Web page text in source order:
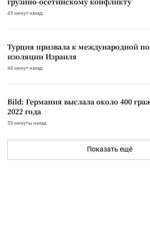
45 минут назад
Турция призвала к международной
изоляции Израиля
48 минут назад
Bild: Германия выслала около 400
2022 года
53 минуты назад
Показать ещё